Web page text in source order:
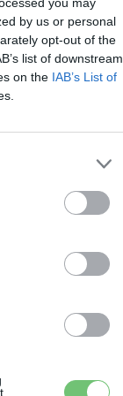
by us or personal
opt-out of the
list of downstream
on the IAB’s List of